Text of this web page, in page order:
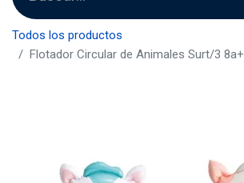
Todos los productos
Flotador Circular de Animales Surt/3 8a+